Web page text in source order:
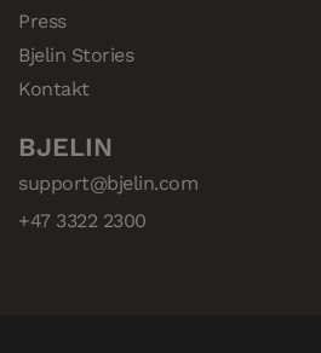
Press
Bjelin Stories
Kontakt
BJELIN
support@bjelin.com
+47 3322 2300